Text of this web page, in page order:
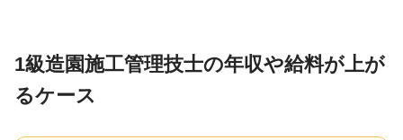
1級造園施工管理技士の年収や給料が上が
るケース